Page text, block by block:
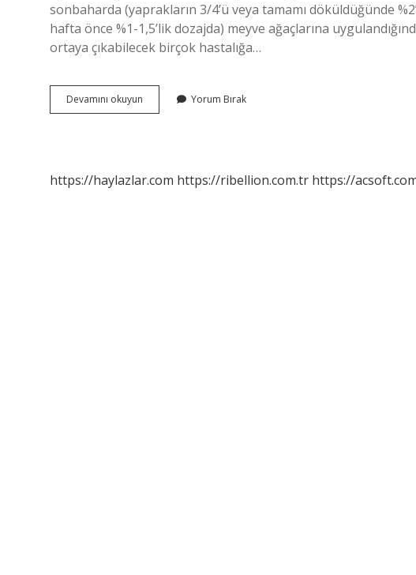
sonbaharda (yaprakların 3/4’ü veya tamamı döküldüğünde
hafta önce %1-1,5’lik dozajda) meyve ağaçlarına
ortaya çıkabilecek birçok hastalığa…
Devamını okuyun
Açan
Mı
Yorum Bırak
https://haylazlar.com https://ribellion.com.tr https://